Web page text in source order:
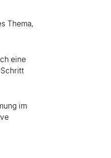
Thema,
eine
im